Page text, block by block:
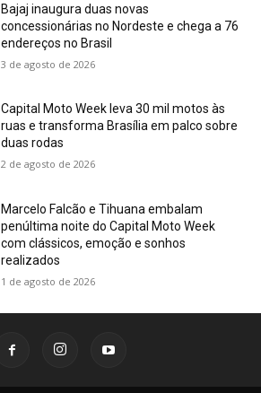
Bajaj inaugura duas novas
concessionárias no Nordeste e chega a 76
endereços no Brasil
3 de agosto de 2026
Capital Moto Week leva 30 mil motos às
ruas e transforma Brasília em palco sobre
duas rodas
2 de agosto de 2026
Marcelo Falcão e Tihuana embalam
penúltima noite do Capital Moto Week
com clássicos, emoção e sonhos
realizados
1 de agosto de 2026